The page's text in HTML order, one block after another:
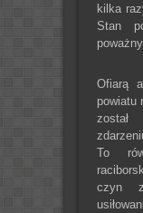
kilka
Stan
Ofiarą
powiatu
To
czyn